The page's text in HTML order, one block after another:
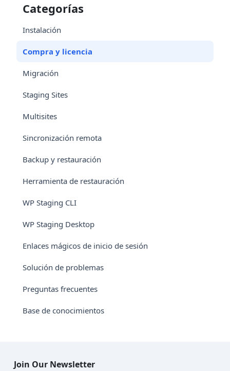
Categorías
Instalación
Compra y licencia
Migración
Staging Sites
Multisites
Sincronización remota
Backup y restauración
Herramienta de restauración
WP Staging CLI
WP Staging Desktop
Enlaces mágicos de inicio de sesión
Solución de problemas
Preguntas frecuentes
Base de conocimientos
Join Our Newsletter